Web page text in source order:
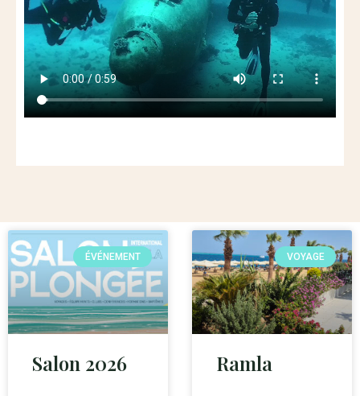
ÉVÉNEMENT
Salon 2026
VOYAGE
Ramla